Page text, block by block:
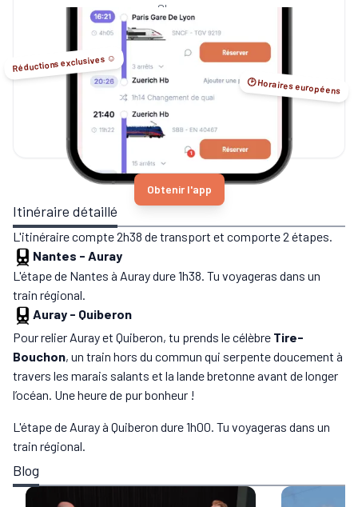
Sleeper...
Réductions exclusives ☺️
🕑 Horaires européens
Obtenir l'app
Itinéraire détaillé
L'itinéraire compte 2h38 de transport et comporte 2 étapes.
Nantes - Auray
L'étape de Nantes à Auray dure 1h38. Tu voyageras dans un
train régional.
Auray - Quiberon
Pour relier Auray et Quiberon, tu prends le célèbre Tire-
Bouchon, un train hors du commun qui serpente doucement à
travers les marais salants et la lande bretonne avant de longer
l’océan. Une heure de pur bonheur !
L'étape de Auray à Quiberon dure 1h00. Tu voyageras dans un
train régional.
Blog